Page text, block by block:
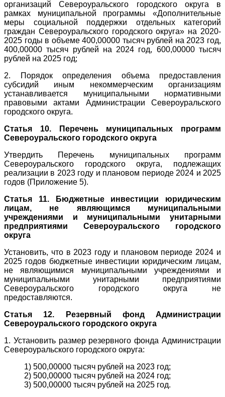
организаций Североуральского городского округа в
рамках муниципальной программы «Дополнительные
меры социальной поддержки отдельных категорий
граждан Североуральского городского округа» на 2020-
2025 годы в объеме 400,00000 тысяч рублей на 2023 год,
400,00000 тысяч рублей на 2024 год, 600,00000 тысяч
рублей на 2025 год;
2. Порядок определения объема предоставления
субсидий иным некоммерческим организациям
устанавливается муниципальными нормативными
правовыми актами Администрации Североуральского
городского округа.
Статья 10. Перечень муниципальных программ
Североуральского городского округа
Утвердить Перечень муниципальных программ
Североуральского городского округа, подлежащих
реализации в 2023 году и плановом периоде 2024 и 2025
годов (Приложение 5).
Статья 11. Бюджетные инвестиции юридическим
лицам, не являющимся муниципальными
учреждениями и муниципальными унитарными
предприятиями Североуральского городского
округа
Установить, что в 2023 году и плановом периоде 2024 и
2025 годов бюджетные инвестиции юридическим лицам,
не являющимися муниципальными учреждениями и
муниципальными унитарными предприятиями
Североуральского городского округа не
предоставляются.
Статья 12. Резервный фонд Администрации
Североуральского городского округа
1. Установить размер резервного фонда Администрации
Североуральского городского округа:
1) 500,00000 тысяч рублей на 2023 год;
2) 500,00000 тысяч рублей на 2024 год;
3) 500,00000 тысяч рублей на 2025 год.